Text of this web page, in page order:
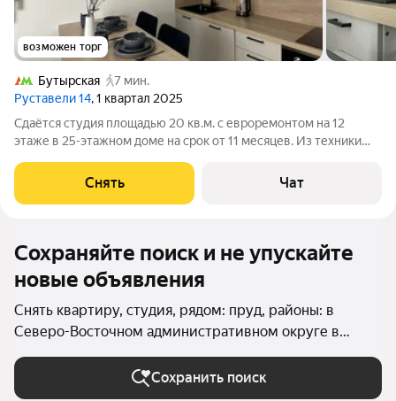
возможен торг
Бутырская
7 мин.
Руставели 14, 1 квартал 2025
Сдаётся студия площадью 20 кв.м. с евроремонтом на 12
этаже в 25-этажном доме на срок от 11 месяцев. Из техники
Холодильник Посудомоечная машина Кондиционер
Микроволновка Дом - монолитный, окна
Снять Чат
Сохраняйте поиск и не упускайте
новые объявления
Снять квартиру, студия, рядом: пруд, районы: в
Северо-Восточном административном округе в
Москве и МО
Сохранить поиск